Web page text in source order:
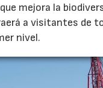
mejora la
a visitantes de
nivel.